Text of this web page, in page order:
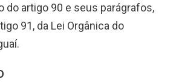
do artigo 90 e seus parágrafos,
91, da Lei Orgânica do